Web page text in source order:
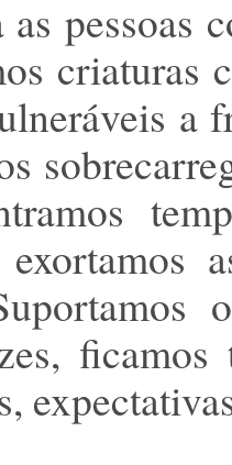
as pessoas
criaturas
a
exortamos